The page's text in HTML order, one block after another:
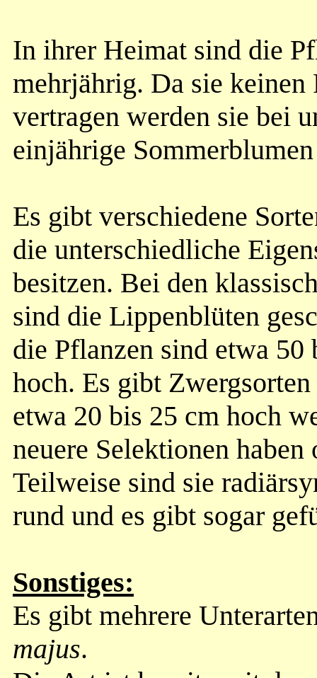
In ihrer Heimat sind die
mehrjährig. Da sie keinen
vertragen werden sie bei
einjährige
Es gibt verschiedene
die unterschiedliche
besitzen. Bei den
sind die Lippenblüten
die Pflanzen sind etwa 50
hoch. Es gibt
etwa 20 bis 25 cm hoch
neuere Selektionen
Teilweise sind sie
rund und es gibt sogar
Sonstiges:
Es gibt mehrere
majus.